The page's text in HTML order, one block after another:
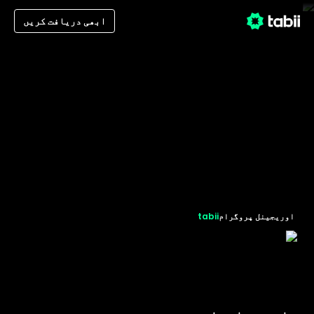
ابھی دریافت کریں
اوریجینل پروگرامtabii